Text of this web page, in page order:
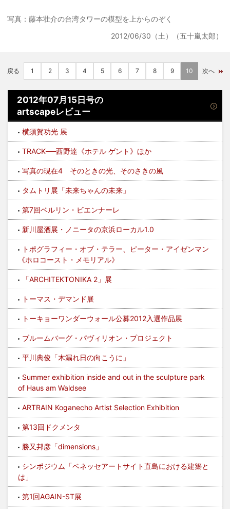
写真：藤本壮介の台湾タワーの模型を上からのぞく
2012/06/30（土）（五十嵐太郎）
戻る 1 2 3 4 5 6 7 8 9 10 次へ
2012年07月15日号の
artscapeレビュー
横須賀功光 展
TRACK──西野達《ホテル ゲント》ほか
写真の現在4 そのときの光、そのさきの風
タムトリ展「未来ちゃんの未来」
第7回ベルリン・ビエンナーレ
新川屋酒展・ノニータの京浜ローカル1.0
トポグラフィー・オブ・テラー、ピーター・アイゼンマン
《ホロコースト・メモリアル》
「ARCHITEKTONIKA 2」展
トーマス・デマンド展
トーキョーワンダーウォール公募2012入選作品展
ブルームバーグ・パヴィリオン・プロジェクト
平川典俊「木漏れ日の向こうに」
Summer exhibition inside and out in the sculpture park
of Haus am Waldsee
ARTRAIN Koganecho Artist Selection Exhibition
第13回ドクメンタ
勝又邦彦「dimensions」
シンポジウム「ベネッセアートサイト直島における建築と
は」
第1回AGAIN-ST展